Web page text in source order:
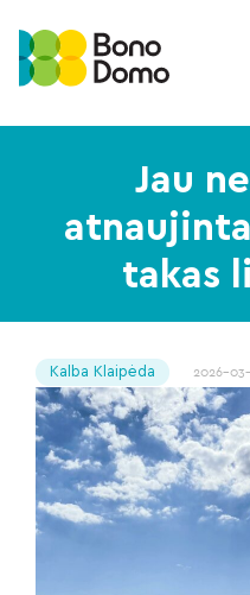
Jau
takas
Kalba Klaipėda 2026-